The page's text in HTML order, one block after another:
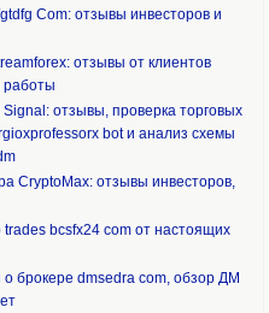
Com: отзывы инвесторов и
отзывы от клиентов
работы
отзывы, проверка торговых
bot и анализ схемы
CryptoMax: отзывы инвесторов,
bcsfx24 com от настоящих
о брокере dmsedra com, обзор ДМ